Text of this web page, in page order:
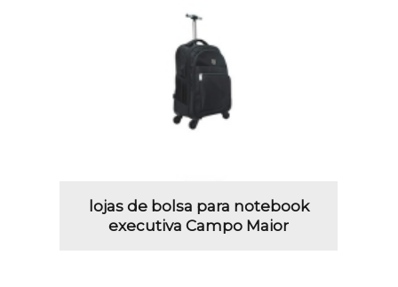
lojas de bolsa para notebook
executiva Campo Maior